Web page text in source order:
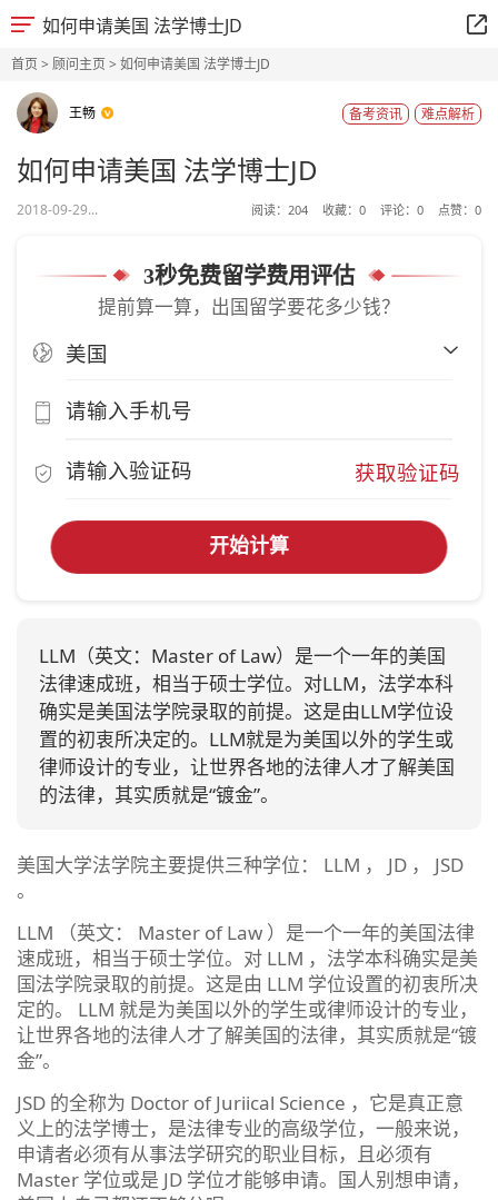
如何申请美国 法学博士JD
首页> 顾问主页> 如何申请美国 法学博士JD
王畅 难点解析
备考资讯
如何申请美国 法学博士JD
2018-09-29... 阅读： 204 收藏： 0 评论： 0 点赞： 0
3秒免费留学费用评估
提前算一算，出国留学要花多少钱？
获取验证码
开始计算
LLM（英文：Master of Law）是一个一年的美国
法律速成班，相当于硕士学位。对LLM，法学本科
确实是美国法学院录取的前提。这是由LLM学位设
置的初衷所决定的。LLM就是为美国以外的学生或
律师设计的专业，让世界各地的法律人才了解美国
的法律，其实质就是“镀金”。
美国大学法学院主要提供三种学位： LLM ， JD ， JSD
。
LLM （英文： Master of Law ）是一个一年的美国法律
速成班，相当于硕士学位。对 LLM ，法学本科确实是美
国法学院录取的前提。这是由 LLM 学位设置的初衷所决
定的。 LLM 就是为美国以外的学生或律师设计的专业，
让世界各地的法律人才了解美国的法律，其实质就是“镀
金”。
JSD 的全称为 Doctor of Juriical Science ，它是真正意
义上的法学博士，是法律专业的高级学位，一般来说，
申请者必须有从事法学研究的职业目标，且必须有
Master 学位或是 JD 学位才能够申请。国人别想申请，